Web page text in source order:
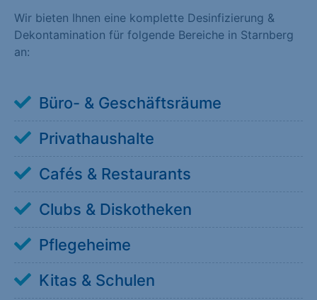
Wir bieten Ihnen eine komplette Desinfizierung &
Dekontamination für folgende Bereiche in Starnberg
an:
Büro- & Geschäftsräume
Privathaushalte
Cafés & Restaurants
Clubs & Diskotheken
Pflegeheime
Kitas & Schulen